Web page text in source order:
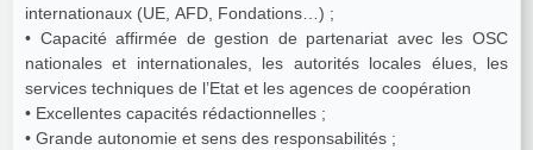
internationaux (UE, AFD, Fondations…) ;
• Capacité affirmée de gestion de partenariat avec les OSC
nationales et internationales, les autorités locales élues, les
services techniques de l’Etat et les agences de coopération
• Excellentes capacités rédactionnelles ;
• Grande autonomie et sens des responsabilités ;